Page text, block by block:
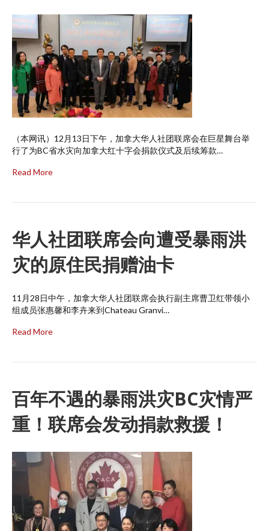
（本网讯）12月13日下午，加拿大华人社团联席会在巨星舞台举
行了为BC省水灾向加拿大红十字会捐款仪式及后续筹款…
Read More
华人社团联席会向遭受暴雨洪
灾的原住民捐赠油卡
11月28日中午，加拿大华人社团联席会执行副主席曹卫红带领小
组成员张惠馨和李卉来到Chateau Granvi…
Read More
百年不遇的暴雨洪灾BC灾情严
重！联席会发动捐款救援！